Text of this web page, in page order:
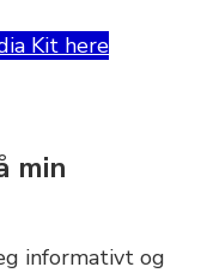
Kit here
min
informativt og